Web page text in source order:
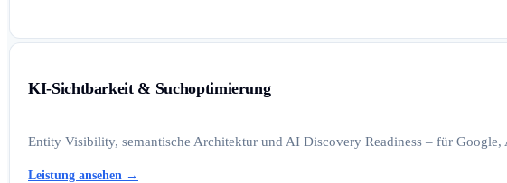
KI-Sichtbarkeit & Suchoptimierung
Entity Visibility, semantische Architektur und AI Discovery Readiness – für
Leistung ansehen →